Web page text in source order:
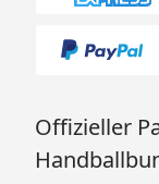
Offizieller